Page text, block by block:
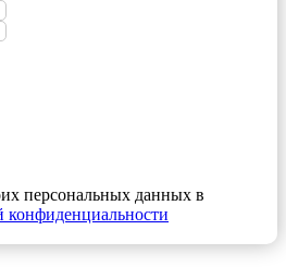
персональных данных в
конфиденциальности